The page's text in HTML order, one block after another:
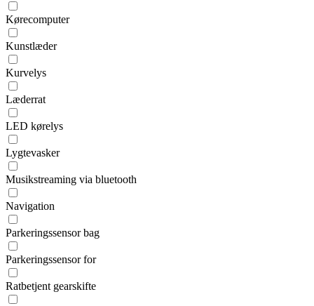
Kørecomputer
Kunstlæder
Kurvelys
Læderrat
LED kørelys
Lygtevasker
Musikstreaming via bluetooth
Navigation
Parkeringssensor bag
Parkeringssensor for
Ratbetjent gearskifte